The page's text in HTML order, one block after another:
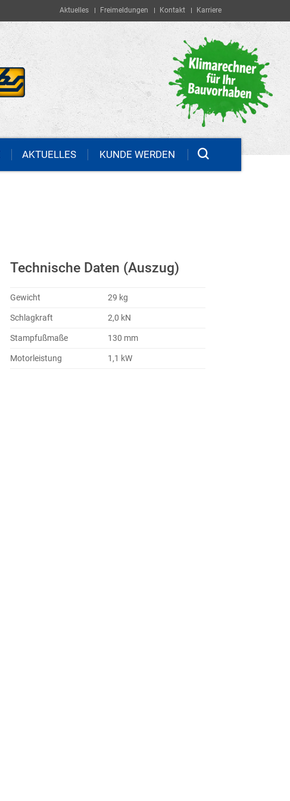
Aktuelles Freimeldungen Kontakt Karriere
AKTUELLES KUNDE WERDEN
Technische Daten (Auszug)
Gewicht 29 kg
Schlagkraft 2,0 kN
Stampfußmaße 130 mm
Motorleistung 1,1 kW